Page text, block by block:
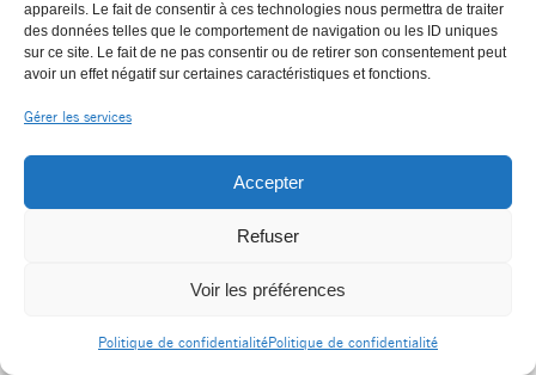
appareils. Le fait de consentir à ces technologies nous permettra de traiter
des données telles que le comportement de navigation ou les ID uniques
sur ce site. Le fait de ne pas consentir ou de retirer son consentement peut
avoir un effet négatif sur certaines caractéristiques et fonctions.
Gérer les services
Accepter
Refuser
Voir les préférences
Politique de confidentialitéPolitique de confidentialité
© OPHTALLIANCE | Mentions légales |
contact@ophtalliance.fr